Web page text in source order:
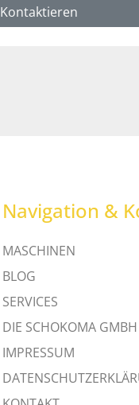
Kontaktieren
Navigation &
MASCHINEN
BLOG
SERVICES
DIE SCHOKOMA GMBH
IMPRESSUM